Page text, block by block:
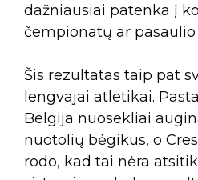
dažniausiai patenka į
čempionatų ar
Šis rezultatas taip pat
lengvajai atletikai.
Belgija nuosekliai
nuotolių bėgikus, o
rodo, kad tai nėra